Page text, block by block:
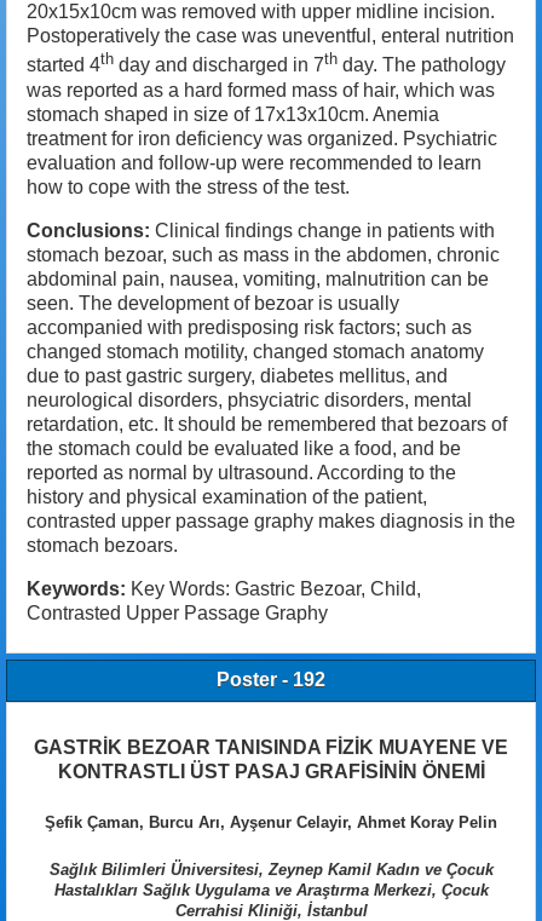
20x15x10cm was removed with upper midline incision.
Postoperatively the case was uneventful, enteral nutrition
started 4th day and discharged in 7th day. The pathology
was reported as a hard formed mass of hair, which was
stomach shaped in size of 17x13x10cm. Anemia
treatment for iron deficiency was organized. Psychiatric
evaluation and follow-up were recommended to learn
how to cope with the stress of the test.
Conclusions: Clinical findings change in patients with
stomach bezoar, such as mass in the abdomen, chronic
abdominal pain, nausea, vomiting, malnutrition can be
seen. The development of bezoar is usually
accompanied with predisposing risk factors; such as
changed stomach motility, changed stomach anatomy
due to past gastric surgery, diabetes mellitus, and
neurological disorders, phsyciatric disorders, mental
retardation, etc. It should be remembered that bezoars of
the stomach could be evaluated like a food, and be
reported as normal by ultrasound. According to the
history and physical examination of the patient,
contrasted upper passage graphy makes diagnosis in the
stomach bezoars.
Keywords: Key Words: Gastric Bezoar, Child,
Contrasted Upper Passage Graphy
Poster - 192
GASTRİK BEZOAR TANISINDA FİZİK MUAYENE VE
KONTRASTLI ÜST PASAJ GRAFİSİNİN ÖNEMİ
Şefik Çaman, Burcu Arı, Ayşenur Celayir, Ahmet Koray Pelin
Sağlık Bilimleri Üniversitesi, Zeynep Kamil Kadın ve Çocuk
Hastalıkları Sağlık Uygulama ve Araştırma Merkezi, Çocuk
Cerrahisi Kliniği, İstanbul